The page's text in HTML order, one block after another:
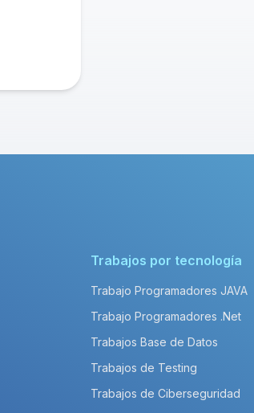
Trabajos por tecnología
Trabajo Programadores JAVA
Trabajo Programadores .Net
Trabajos Base de Datos
Trabajos de Testing
Trabajos de Ciberseguridad